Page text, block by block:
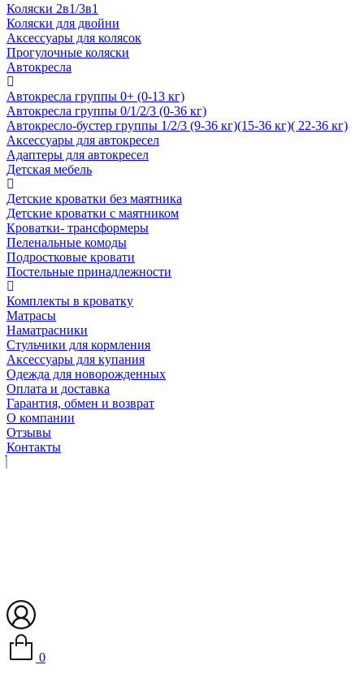
Коляски 2в1/3в1
Коляски для двойни
Аксессуары для колясок
Прогулочные коляски
Автокресла
Автокресла группы 0+ (0-13 кг)
Автокресла группы 0/1/2/3 (0-36 кг)
Автокресло-бустер группы 1/2/3 (9-36 кг)(15-36 кг)( 22-36 кг)
Аксессуары для автокресел
Адаптеры для автокресел
Детская мебель
Детские кроватки без маятника
Детские кроватки с маятником
Кроватки- трансформеры
Пеленальные комоды
Подростковые кровати
Постельные принадлежности
Комплекты в кроватку
Матрасы
Наматрасники
Стульчики для кормления
Аксессуары для купания
Одежда для новорожденных
Оплата и доставка
Гарантия, обмен и возврат
О компании
Отзывы
Контакты
0